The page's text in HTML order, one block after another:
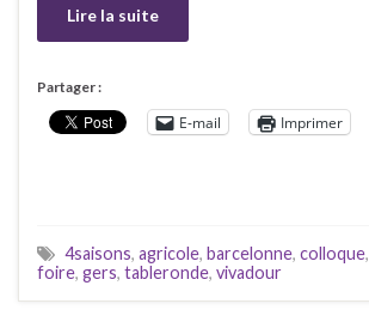
Lire la suite
Partager :
E-mail Imprimer
4saisons, agricole, barcelonne, colloque,
foire, gers, tableronde, vivadour